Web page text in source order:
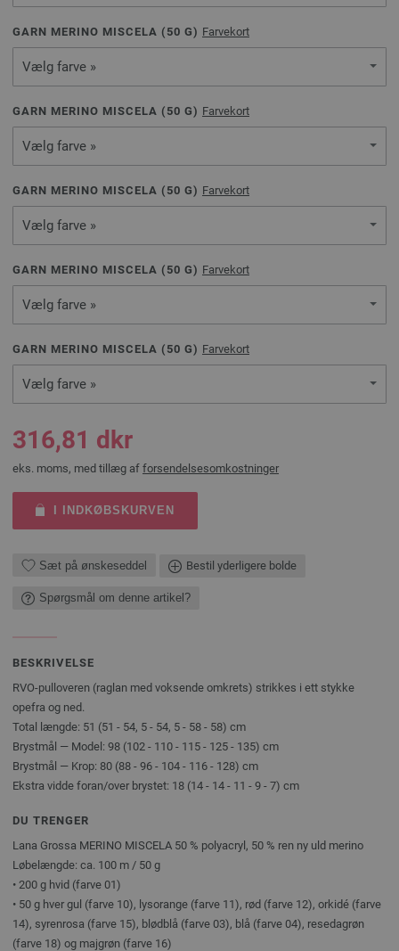
GARN MERINO MISCELA ( 50 G) Farvekort
Vælg farve »
GARN MERINO MISCELA ( 50 G) Farvekort
Vælg farve »
GARN MERINO MISCELA ( 50 G) Farvekort
Vælg farve »
GARN MERINO MISCELA ( 50 G) Farvekort
Vælg farve »
GARN MERINO MISCELA ( 50 G) Farvekort
Vælg farve »
316,81 dkr
eks. moms, med tillæg af forsendelsesomkostninger
I INDKØBSKURVEN
Sæt på ønskeseddel Bestil yderligere bolde
Spørgsmål om denne artikel?
BESKRIVELSE
RVO-pulloveren (raglan med voksende omkrets) strikkes i ett stykke
opefra og ned.
Total længde: 51 (51 - 54, 5 - 54, 5 - 58 - 58) cm
Brystmål — Model: 98 (102 - 110 - 115 - 125 - 135) cm
Brystmål — Krop: 80 (88 - 96 - 104 - 116 - 128) cm
Ekstra vidde foran/over brystet: 18 (14 - 14 - 11 - 9 - 7) cm
DU TRENGER
Lana Grossa MERINO MISCELA 50 % polyacryl, 50 % ren ny uld merino
Løbelængde: ca. 100 m / 50 g
• 200 g hvid (farve 01)
• 50 g hver gul (farve 10), lysorange (farve 11), rød (farve 12), orkidé (farve
14), syrenrosa (farve 15), blødblå (farve 03), blå (farve 04), resedagrøn
(farve 18) og majgrøn (farve 16)